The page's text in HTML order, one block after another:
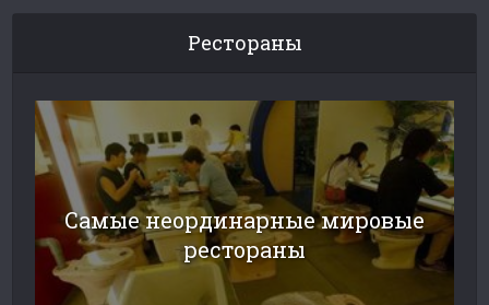
Рестораны
Самые неординарные мировые
рестораны